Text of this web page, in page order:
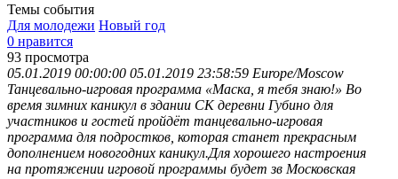
Темы события
Для молодежи Новый год
0 нравится
93 просмотра
05.01.2019 00:00:00 05.01.2019 23:58:59 Europe/Moscow
Танцевально-игровая программа «Маска, я тебя знаю!» Во
время зимних каникул в здании СК деревни Губино для
участников и гостей пройдёт танцевально-игровая
программа для подростков, которая станет прекрасным
дополнением новогодних каникул.Для хорошего настроения
на протяжении игровой программы будет зв Московская